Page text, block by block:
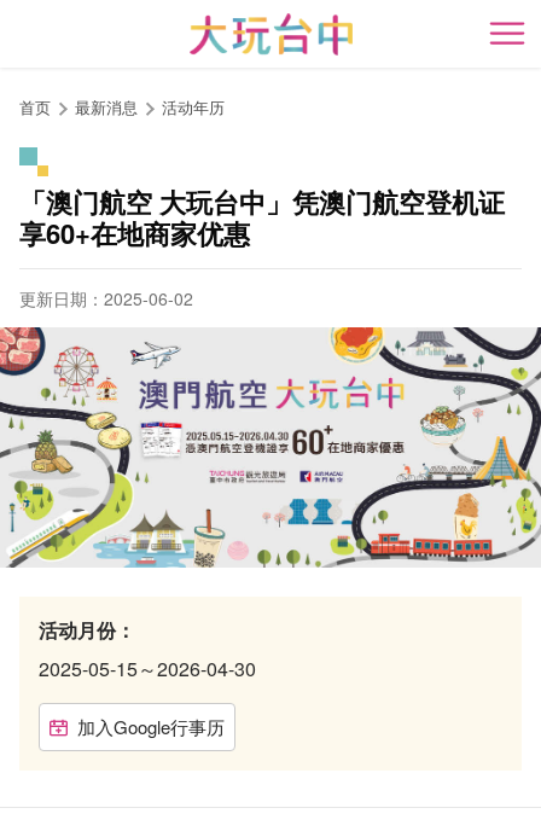
开
首页 最新消息 活动年历
「澳门航空 大玩台中」凭澳门航空登机证
享60+在地商家优惠
更新日期：2025-06-02
活动月份：
2025-05-15～2026-04-30
加入Google行事历